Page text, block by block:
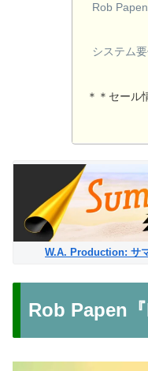
Rob
システム
＊＊セール
W.A. Production: サ
Rob Papen『